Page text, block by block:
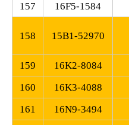
157
16F5-1584
158 15B1-52970
159
16K2-8084
160
16K3-4088
161
16N9-3494